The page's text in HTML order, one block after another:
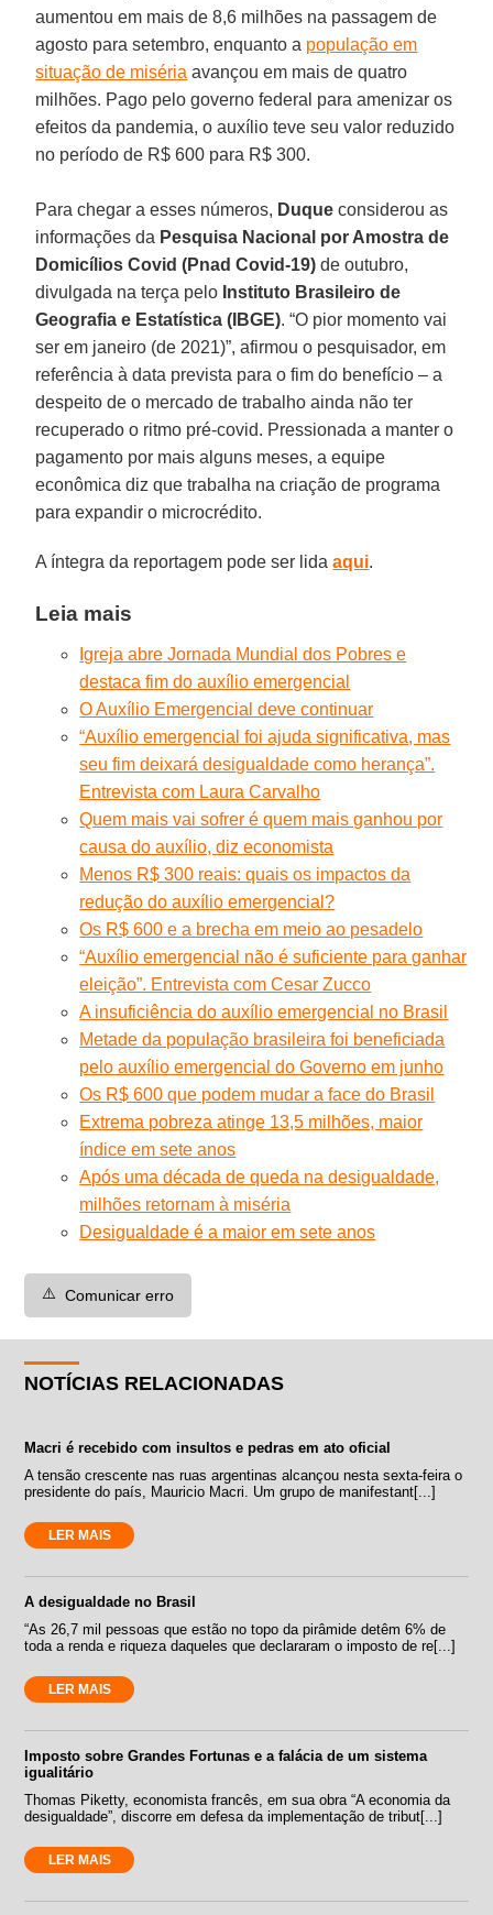
aumentou em mais de 8,6 milhões na passagem de
agosto para setembro, enquanto a população em
situação de miséria avançou em mais de quatro
milhões. Pago pelo governo federal para amenizar os
efeitos da pandemia, o auxílio teve seu valor reduzido
no período de R$ 600 para R$ 300.
Para chegar a esses números, Duque considerou as
informações da Pesquisa Nacional por Amostra de
Domicílios Covid (Pnad Covid-19) de outubro,
divulgada na terça pelo Instituto Brasileiro de
Geografia e Estatística (IBGE). “O pior momento vai
ser em janeiro (de 2021)”, afirmou o pesquisador, em
referência à data prevista para o fim do benefício – a
despeito de o mercado de trabalho ainda não ter
recuperado o ritmo pré-covid. Pressionada a manter o
pagamento por mais alguns meses, a equipe
econômica diz que trabalha na criação de programa
para expandir o microcrédito.
A íntegra da reportagem pode ser lidaaqui.
Leia mais
Igreja abre Jornada Mundial dos Pobres e
destaca fim do auxílio emergencial
O Auxílio Emergencial deve continuar
“Auxílio emergencial foi ajuda significativa, mas
seu fim deixará desigualdade como herança”.
Entrevista com Laura Carvalho
Quem mais vai sofrer é quem mais ganhou por
causa do auxílio, diz economista
Menos R$ 300 reais: quais os impactos da
redução do auxílio emergencial?
Os R$ 600 e a brecha em meio ao pesadelo
“Auxílio emergencial não é suficiente para ganhar
eleição”. Entrevista com Cesar Zucco
A insuficiência do auxílio emergencial no Brasil
Metade da população brasileira foi beneficiada
pelo auxílio emergencial do Governo em junho
Os R$ 600 que podem mudar a face do Brasil
Extrema pobreza atinge 13,5 milhões, maior
índice em sete anos
Após uma década de queda na desigualdade,
milhões retornam à miséria
Desigualdade é a maior em sete anos
⚠️ Comunicar erro
NOTÍCIAS RELACIONADAS
Macri é recebido com insultos e pedras em ato oficial
A tensão crescente nas ruas argentinas alcançou nesta sexta-feira o
presidente do país, Mauricio Macri. Um grupo de manifestant[...]
LER MAIS
A desigualdade no Brasil
“As 26,7 mil pessoas que estão no topo da pirâmide detêm 6% de
toda a renda e riqueza daqueles que declararam o imposto de re[...]
LER MAIS
Imposto sobre Grandes Fortunas e a falácia de um sistema
igualitário
Thomas Piketty, economista francês, em sua obra “A economia da
desigualdade”, discorre em defesa da implementação de tribut[...]
LER MAIS